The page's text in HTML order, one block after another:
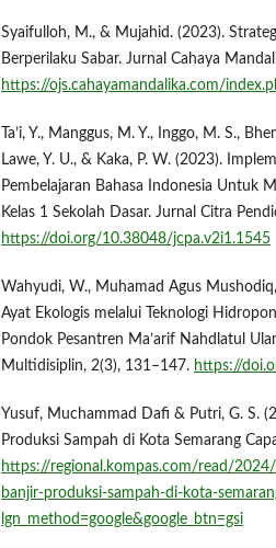
Syaifulloh, M., & Mujahid. (2023).
Berperilaku Sabar. Jurnal Cahaya
https://ojs.cahayamandalika.com/
Ta’i, Y., Manggus, M. Y., Inggo, M. S.,
Lawe, Y. U., & Kaka, P. W. (2023).
Pembelajaran Bahasa Indonesia Untuk
Kelas 1 Sekolah Dasar. Jurnal Citra
https://doi.org/10.38048/jcpa.v2i1.1545
Wahyudi, W., Muhamad Agus
Ayat Ekologis melalui Teknologi
Pondok Pesantren Ma’arif Nahdlatul
Multidisiplin, 2(3), 131–147. https://
Yusuf, Muchammad Dafi & Putri, G. S.
Produksi Sampah di Kota Semarang
https://regional.kompas.com/read/
banjir-produksi-sampah-di-kota-
lgn_method=google&google_btn=gsi